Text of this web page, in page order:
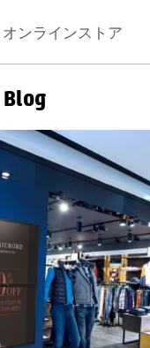
オンラインストア